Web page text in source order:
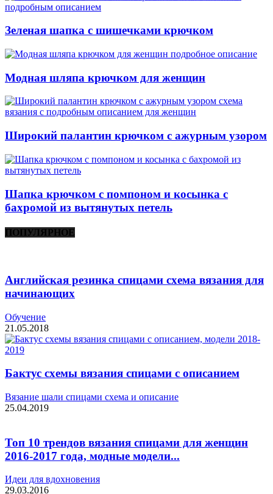
Зеленая шапка с шишечками крючком
Модная шляпа крючком для женщин
Широкий палантин крючком с ажурным узором
Шапка крючком с помпоном и косынка с
бахромой из вытянутых петель
ПОПУЛЯРНОЕ
Английская резинка спицами схема вязания для
начинающих
Обучение
21.05.2018
Бактус схемы вязания спицами с описанием
Вязание шали спицами схема и описание
25.04.2019
Топ 10 трендов вязания спицами для женщин
2016-2017 года, модные модели...
Идеи для вдохновения
29.03.2016